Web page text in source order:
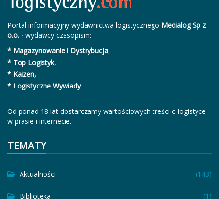
Portal informacyjny wydawnictwa logistycznego Medialog Sp z
o.o. - wydawcy czasopism:
* Magazynowanie i Dystrybucja,
* Top Logistyk,
* Kaizen,
* Logistyczne Wywiady.
Od ponad 18 lat dostarczamy wartościowych treści o logistyce
w prasie i internecie.
TEMATY
Aktualności (143)
Biblioteka (1)